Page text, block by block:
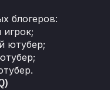
блогеров:
ютубер;